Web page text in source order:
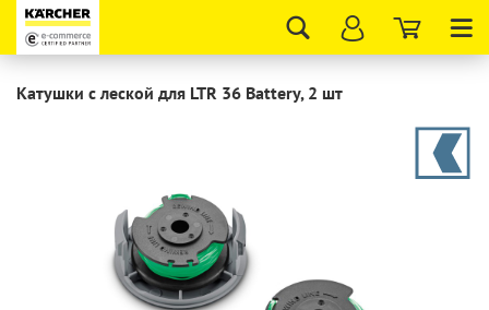
Катушки с леской для LTR 36 Battery, 2 шт